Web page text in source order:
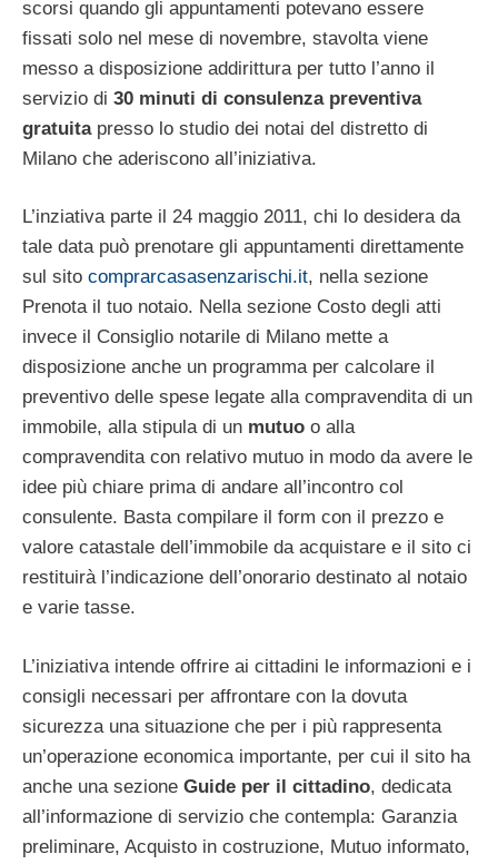
scorsi quando gli appuntamenti potevano essere
fissati solo nel mese di novembre, stavolta viene
messo a disposizione addirittura per tutto l’anno il
servizio di 30 minuti di consulenza preventiva
gratuitapresso lo studio dei notai del distretto di
Milano che aderiscono all’iniziativa.
L’inziativa parte il 24 maggio 2011, chi lo desidera da
tale data può prenotare gli appuntamenti direttamente
sul sito comprarcasasenzarischi.it, nella sezione
Prenota il tuo notaio. Nella sezione Costo degli atti
invece il Consiglio notarile di Milano mette a
disposizione anche un programma per calcolare il
preventivo delle spese legate alla compravendita di un
immobile, alla stipula di un mutuo o alla
compravendita con relativo mutuo in modo da avere le
idee più chiare prima di andare all’incontro col
consulente. Basta compilare il form con il prezzo e
valore catastale dell’immobile da acquistare e il sito ci
restituirà l’indicazione dell’onorario destinato al notaio
e varie tasse.
L’iniziativa intende offrire ai cittadini le informazioni e i
consigli necessari per affrontare con la dovuta
sicurezza una situazione che per i più rappresenta
un’operazione economica importante, per cui il sito ha
anche una sezione Guide per il cittadino, dedicata
all’informazione di servizio che contempla: Garanzia
preliminare, Acquisto in costruzione, Mutuo informato,